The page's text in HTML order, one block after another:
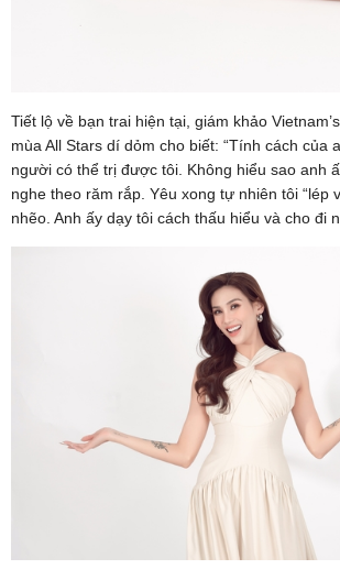
Tiết lộ về bạn trai hiện tại, giám khảo
mùa All Stars dí dỏm cho biết: “Tính cách của
người có thể trị được tôi. Không hiểu sao anh
nghe theo răm rắp. Yêu xong tự nhiên tôi “lép
nhẽo. Anh ấy dạy tôi cách thấu hiểu và cho đi